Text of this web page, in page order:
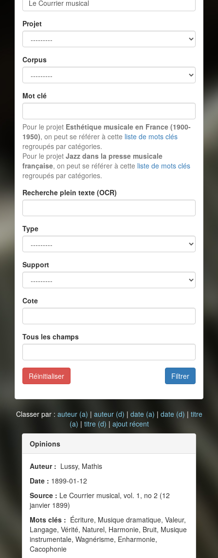
Projet
Corpus
Mot clé
Pour le projet Esthétique musicale en France (1900-
1950), on peut se référer à cette liste de mots clés
regroupés par catégories.
Pour le projet Jazz dans la presse musicale
française, on peut se référer à cette liste de mots clés
regroupés par catégories.
Recherche plein texte (OCR)
Type
Support
Cote
Tous les champs
Filtrer
Réinitialiser
Classer par : auteur (a) | auteur (d) | date (a) | date (d) | titre
(a) | titre (d) | ajout récent
Opinions
Auteur : Lussy, Mathis
Date : 1899-01-12
Source : Le Courrier musical, vol. 1, no 2 (12
janvier 1899)
Mots clés : Écriture, Musique dramatique, Valeur,
Langage, Vérité, Naturel, Harmonie, Bruit, Musique
instrumentale, Wagnérisme, Enharmonie,
Cacophonie